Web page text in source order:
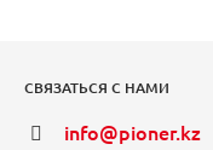
СВЯЗАТЬСЯ С НАМИ
info@pioner.kz